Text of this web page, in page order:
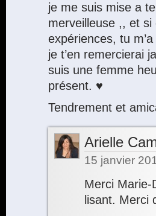
je me suis mise a
merveilleuse ,, et
expériences, tu
je t’en remercierai
suis une femme
présent. ♥
Tendrement et
Arielle
15 janvier
Merci Marie-
lisant. Merci